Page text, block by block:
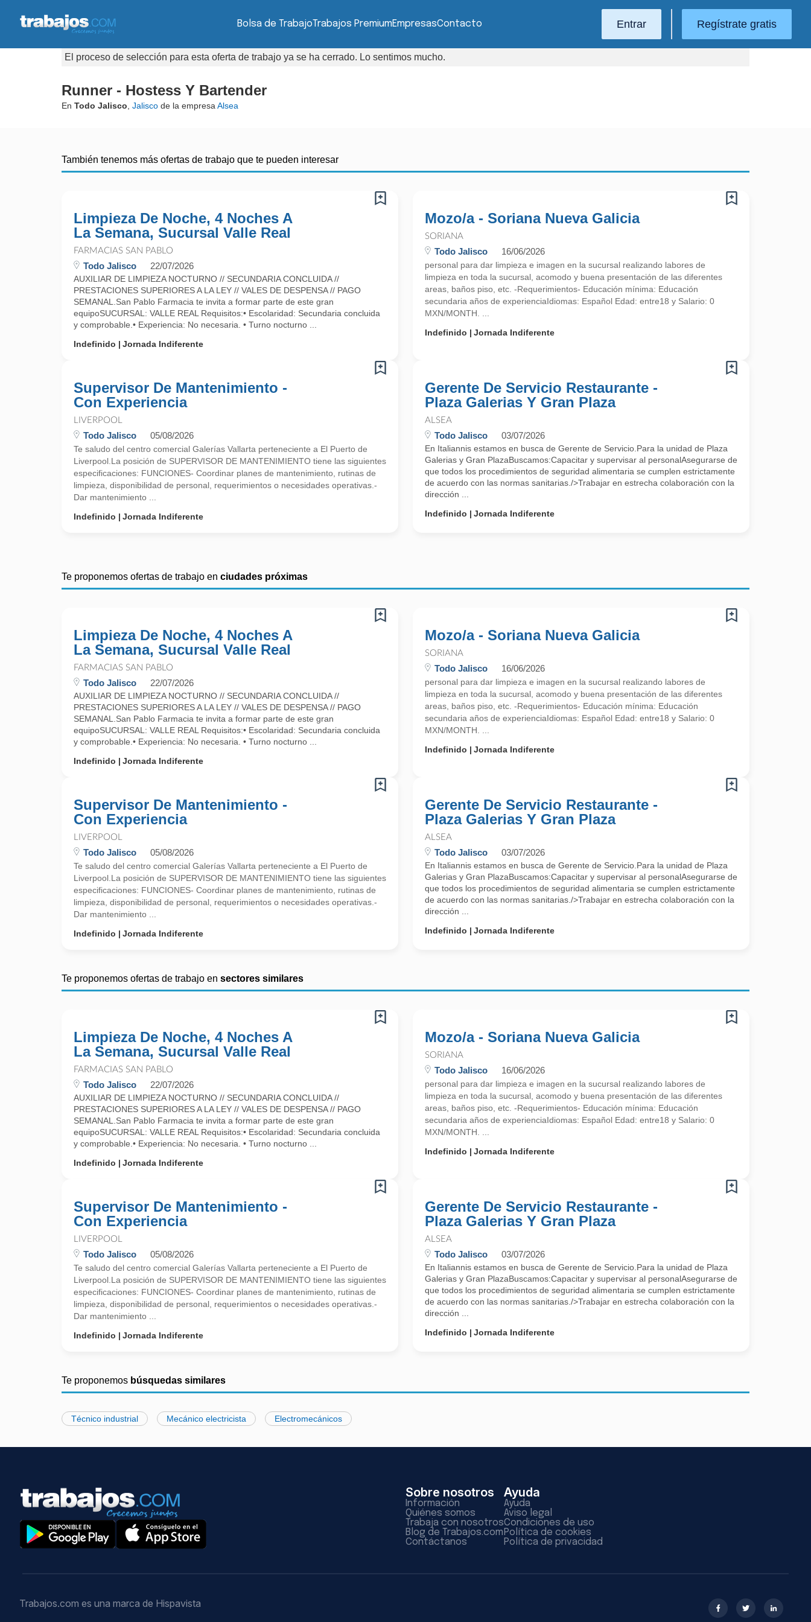
Bolsa de TrabajoTrabajos PremiumEmpresasContacto Entrar Regístrate gratis
El proceso de selección para esta oferta de trabajo ya se ha cerrado. Lo sentimos mucho.
Runner - Hostess Y Bartender
En Todo Jalisco Jalisco de la empresa Alsea
También tenemos más ofertas de trabajo que te pueden interesar
Limpieza De Noche, 4 Noches A
La Semana, Sucursal Valle Real
FARMACIAS SAN PABLO
Todo Jalisco 22/07/2026
AUXILIAR DE LIMPIEZA NOCTURNO // SECUNDARIA CONCLUIDA //
PRESTACIONES SUPERIORES A LA LEY // VALES DE DESPENSA // PAGO
SEMANAL.San Pablo Farmacia te invita a formar parte de este gran
equipoSUCURSAL: VALLE REAL Requisitos:• Escolaridad: Secundaria concluida
y comprobable.• Experiencia: No necesaria. • Turno nocturno ...
Indefinido
Jornada Indiferente
Mozo/a - Soriana Nueva Galicia
SORIANA
Todo Jalisco 16/06/2026
personal para dar limpieza e imagen en la sucursal realizando labores de
limpieza en toda la sucursal, acomodo y buena presentación de las diferentes
areas, baños piso, etc. -Requerimientos- Educación mínima: Educación
secundaria años de experienciaIdiomas: Español Edad: entre18 y Salario: 0
MXN/MONTH. ...
Indefinido
Jornada Indiferente
Supervisor De Mantenimiento -
Con Experiencia
LIVERPOOL
Todo Jalisco 05/08/2026
Te saludo del centro comercial Galerías Vallarta perteneciente a El Puerto de
Liverpool.La posición de SUPERVISOR DE MANTENIMIENTO tiene las siguientes
especificaciones: FUNCIONES- Coordinar planes de mantenimiento, rutinas de
limpieza, disponibilidad de personal, requerimientos o necesidades operativas.-
Dar mantenimiento ...
Indefinido
Jornada Indiferente
Gerente De Servicio Restaurante -
Plaza Galerias Y Gran Plaza
ALSEA
Todo Jalisco 03/07/2026
En Italiannis estamos en busca de Gerente de Servicio.Para la unidad de Plaza
Galerias y Gran PlazaBuscamos:Capacitar y supervisar al personalAsegurarse de
que todos los procedimientos de seguridad alimentaria se cumplen estrictamente
de acuerdo con las normas sanitarias./>Trabajar en estrecha colaboración con la
dirección ...
Indefinido
Jornada Indiferente
Te proponemos ofertas de trabajo en ciudades próximas
Limpieza De Noche, 4 Noches A
La Semana, Sucursal Valle Real
FARMACIAS SAN PABLO
Todo Jalisco 22/07/2026
AUXILIAR DE LIMPIEZA NOCTURNO // SECUNDARIA CONCLUIDA //
PRESTACIONES SUPERIORES A LA LEY // VALES DE DESPENSA // PAGO
SEMANAL.San Pablo Farmacia te invita a formar parte de este gran
equipoSUCURSAL: VALLE REAL Requisitos:• Escolaridad: Secundaria concluida
y comprobable.• Experiencia: No necesaria. • Turno nocturno ...
Indefinido
Jornada Indiferente
Mozo/a - Soriana Nueva Galicia
SORIANA
Todo Jalisco 16/06/2026
personal para dar limpieza e imagen en la sucursal realizando labores de
limpieza en toda la sucursal, acomodo y buena presentación de las diferentes
areas, baños piso, etc. -Requerimientos- Educación mínima: Educación
secundaria años de experienciaIdiomas: Español Edad: entre18 y Salario: 0
MXN/MONTH. ...
Indefinido
Jornada Indiferente
Supervisor De Mantenimiento -
Con Experiencia
LIVERPOOL
Todo Jalisco 05/08/2026
Te saludo del centro comercial Galerías Vallarta perteneciente a El Puerto de
Liverpool.La posición de SUPERVISOR DE MANTENIMIENTO tiene las siguientes
especificaciones: FUNCIONES- Coordinar planes de mantenimiento, rutinas de
limpieza, disponibilidad de personal, requerimientos o necesidades operativas.-
Dar mantenimiento ...
Indefinido
Jornada Indiferente
Gerente De Servicio Restaurante -
Plaza Galerias Y Gran Plaza
ALSEA
Todo Jalisco 03/07/2026
En Italiannis estamos en busca de Gerente de Servicio.Para la unidad de Plaza
Galerias y Gran PlazaBuscamos:Capacitar y supervisar al personalAsegurarse de
que todos los procedimientos de seguridad alimentaria se cumplen estrictamente
de acuerdo con las normas sanitarias./>Trabajar en estrecha colaboración con la
dirección ...
Indefinido
Jornada Indiferente
Te proponemos ofertas de trabajo en sectores similares
Limpieza De Noche, 4 Noches A
La Semana, Sucursal Valle Real
FARMACIAS SAN PABLO
Todo Jalisco 22/07/2026
AUXILIAR DE LIMPIEZA NOCTURNO // SECUNDARIA CONCLUIDA //
PRESTACIONES SUPERIORES A LA LEY // VALES DE DESPENSA // PAGO
SEMANAL.San Pablo Farmacia te invita a formar parte de este gran
equipoSUCURSAL: VALLE REAL Requisitos:• Escolaridad: Secundaria concluida
y comprobable.• Experiencia: No necesaria. • Turno nocturno ...
Indefinido
Jornada Indiferente
Mozo/a - Soriana Nueva Galicia
SORIANA
Todo Jalisco 16/06/2026
personal para dar limpieza e imagen en la sucursal realizando labores de
limpieza en toda la sucursal, acomodo y buena presentación de las diferentes
areas, baños piso, etc. -Requerimientos- Educación mínima: Educación
secundaria años de experienciaIdiomas: Español Edad: entre18 y Salario: 0
MXN/MONTH. ...
Indefinido
Jornada Indiferente
Supervisor De Mantenimiento -
Con Experiencia
LIVERPOOL
Todo Jalisco 05/08/2026
Te saludo del centro comercial Galerías Vallarta perteneciente a El Puerto de
Liverpool.La posición de SUPERVISOR DE MANTENIMIENTO tiene las siguientes
especificaciones: FUNCIONES- Coordinar planes de mantenimiento, rutinas de
limpieza, disponibilidad de personal, requerimientos o necesidades operativas.-
Dar mantenimiento ...
Indefinido
Jornada Indiferente
Gerente De Servicio Restaurante -
Plaza Galerias Y Gran Plaza
ALSEA
Todo Jalisco 03/07/2026
En Italiannis estamos en busca de Gerente de Servicio.Para la unidad de Plaza
Galerias y Gran PlazaBuscamos:Capacitar y supervisar al personalAsegurarse de
que todos los procedimientos de seguridad alimentaria se cumplen estrictamente
de acuerdo con las normas sanitarias./>Trabajar en estrecha colaboración con la
dirección ...
Indefinido
Jornada Indiferente
Te proponemos búsquedas similares
Técnico industrial Mecánico electricista Electromecánicos
Sobre nosotros
Información
Quiénes somos
Trabaja con nosotros
Blog de Trabajos.com
Contáctanos
Ayuda
Ayuda
Aviso legal
Condiciones de uso
Política de cookies
Política de privacidad
Trabajos.com es una marca de Hispavista